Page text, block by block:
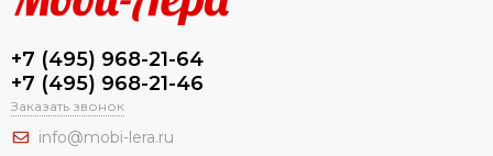
+7 (495) 968-21-64
+7 (495) 968-21-46
Заказать звонок
info@mobi-lera.ru